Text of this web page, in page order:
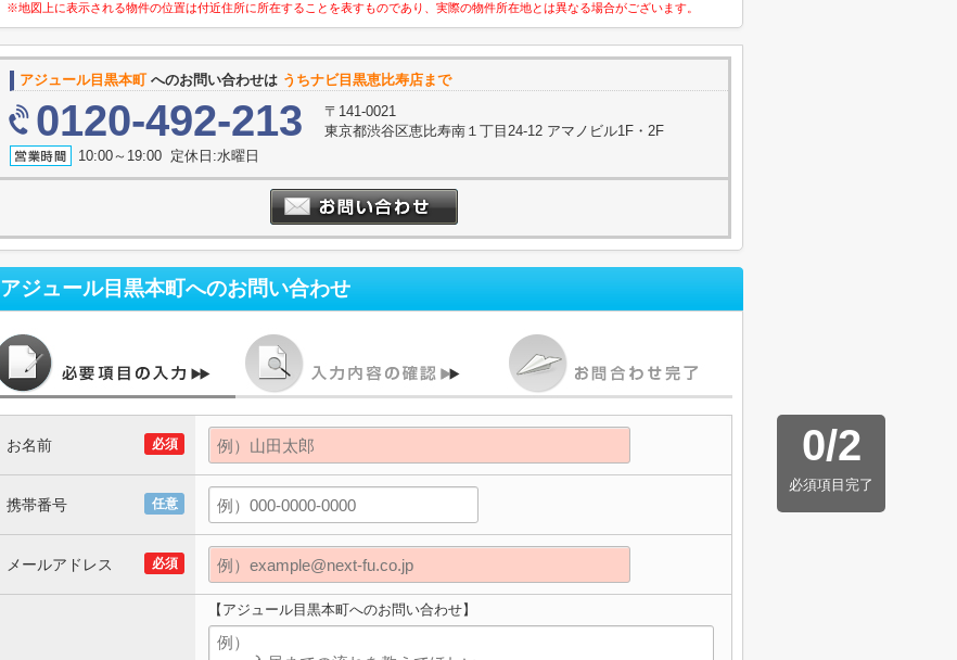
※地図上に表示される物件の位置は付近住所に所在することを表すものであり、実際の物件所在地とは異なる場合がございます。
アジュール目黒本町へのお問い合わせは うちナビ目黒恵比寿店まで
0120-492-213
〒141-0021
東京都渋谷区恵比寿南１丁目24-12 アマノビル1F・2F
10:00～19:00 定休日:水曜日
アジュール目黒本町へのお問い合わせ
0/2
必須項目完了
必須
お名前
任意
携帯番号
必須
メールアドレス
【アジュール目黒本町へのお問い合わせ】